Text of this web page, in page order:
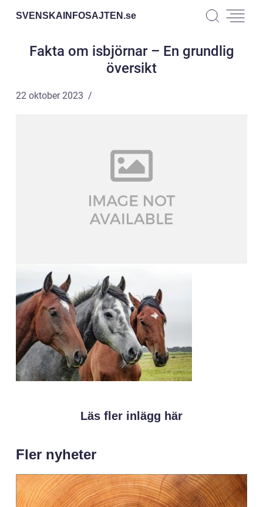
SVENSKAINFOSAJTEN.se
Fakta om isbjörnar – En grundlig
översikt
22 oktober 2023
Läs fler inlägg här
Fler nyheter